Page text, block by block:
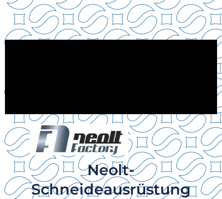
Neolt-
Schneideausrüstung